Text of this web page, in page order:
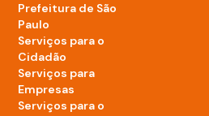
Prefeitura de São
Paulo
Serviços para o
Cidadão
Serviços para
Empresas
Serviços para o